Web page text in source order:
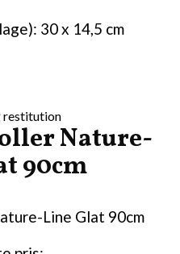
30 x 14,5 cm
restitution
Nature-
90cm